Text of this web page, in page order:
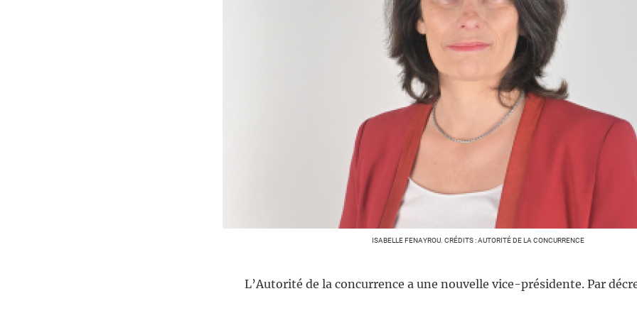
ISABELLE FENAYROU. CRÉDITS : AUTORITÉ DE LA CONCURRENCE
L’Autorité de la concurrence a une nouvelle vice-présidente. Par